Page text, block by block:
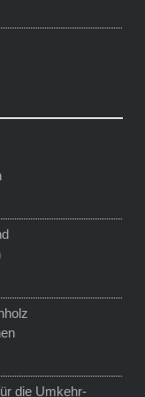
die Umkehr-